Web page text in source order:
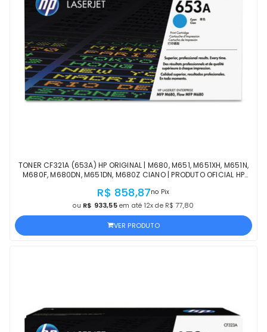
TONER CF321A (653A) HP ORIGINAL | M680, M651, M651XH, M651N,
M680F, M680DN, M651DN, M680Z CIANO | PRODUTO OFICIAL HP
R$ 858,87no Pix
ou R$ 933,55em até 12x de R$ 77,80
VER PRODUTO